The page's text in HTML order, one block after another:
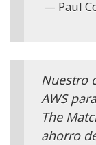
Paul
Nuestro
AWS
The
ahorro